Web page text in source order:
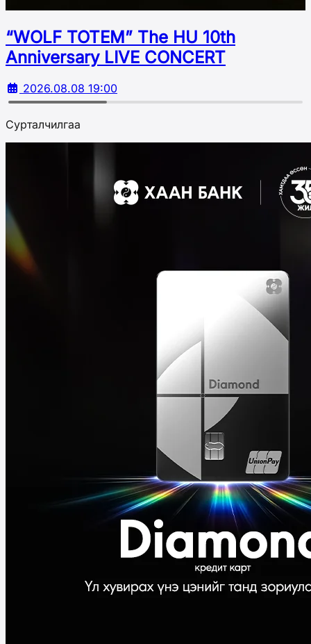
“WOLF TOTEM” The HU 10th
Аnniversary LIVE CONCERT
2026.08.08 19:00
Сурталчилгаа